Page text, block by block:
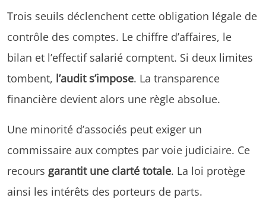
Trois seuils déclenchent cette obligation légale de
contrôle des comptes. Le chiffre d’affaires, le
bilan et l’effectif salarié comptent. Si deux limites
tombent, l’audit s’impose. La transparence
financière devient alors une règle absolue.
Une minorité d’associés peut exiger un
commissaire aux comptes par voie judiciaire. Ce
recours garantit une clarté totale. La loi protège
ainsi les intérêts des porteurs de parts.